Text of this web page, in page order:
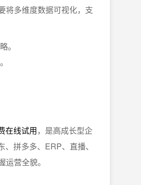
将多维度数据可视化，支
。
在线试用，是高成长型企
拼多多、ERP、直播、
营全貌。